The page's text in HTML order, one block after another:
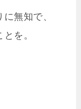
無知で、
を。